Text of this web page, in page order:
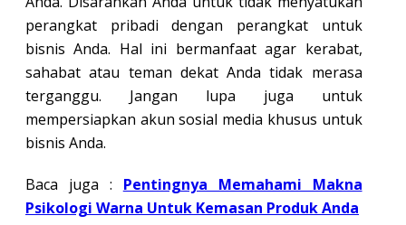
perangkat pribadi dengan perangkat untuk
bisnis Anda. Hal ini bermanfaat agar kerabat,
sahabat atau teman dekat Anda tidak merasa
terganggu. Jangan lupa juga untuk
mempersiapkan akun sosial media khusus untuk
bisnis Anda.
Baca juga : Pentingnya Memahami Makna
Psikologi Warna Untuk Kemasan Produk Anda